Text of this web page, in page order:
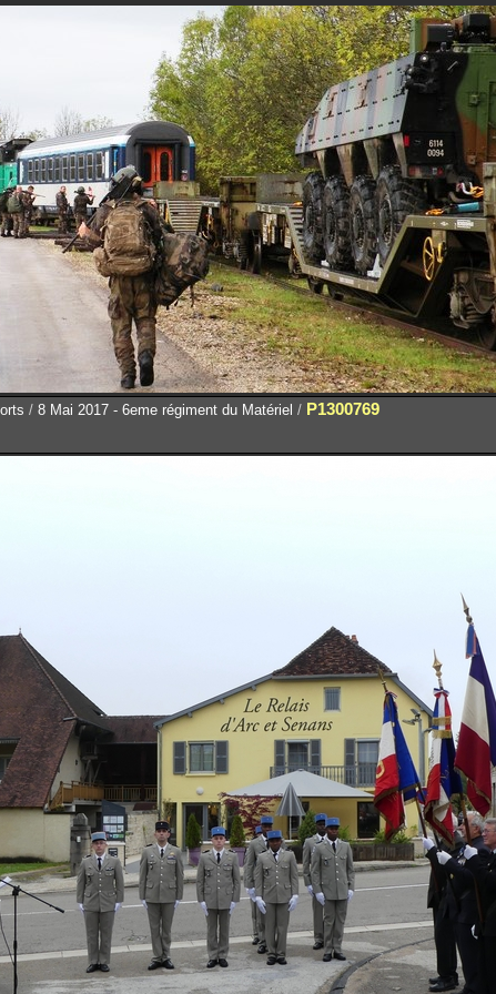
/ 8 Mai 2017 - 6eme régiment du Matériel / P1300769